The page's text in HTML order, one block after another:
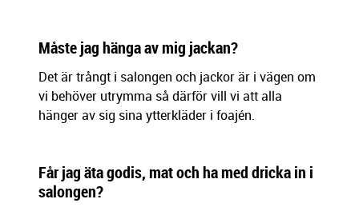
Måste jag hänga av mig jackan?
Det är trångt i salongen och jackor är i vägen om
vi behöver utrymma så därför vill vi att alla
hänger av sig sina ytterkläder i foajén.
Får jag äta godis, mat och ha med dricka in i
salongen?